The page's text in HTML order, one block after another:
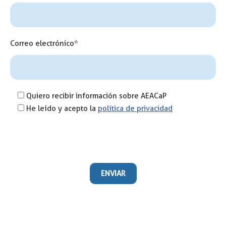
Correo electrónico*
Quiero recibir información sobre AEACaP
He leído y acepto la política de privacidad